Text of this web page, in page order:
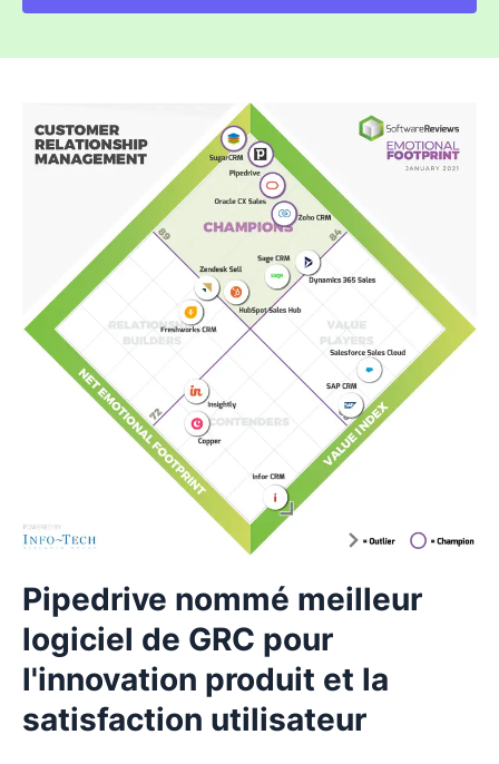
Pipedrive nommé meilleur
logiciel de GRC pour
l'innovation produit et la
satisfaction utilisateur